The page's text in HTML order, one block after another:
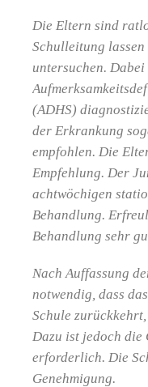
Die Eltern sind
Schulleitung
untersuchen.
(ADHS)
der Erkrankung
empfohlen. Die
Empfehlung. Der
achtwöchigen
Behandlung.
Behandlung sehr
Nach Auffassung
notwendig, dass
Schule
Dazu ist jedoch die
erforderlich. Die
Genehmigung.